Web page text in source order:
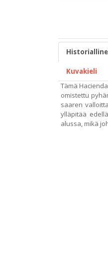
Kuvakieli
Tämä
omistettu
saaren
ylläpitää
alussa, mikä